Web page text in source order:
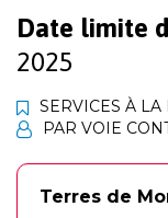
Date limite
2025
SERVICES À
PAR VOIE
Terres de